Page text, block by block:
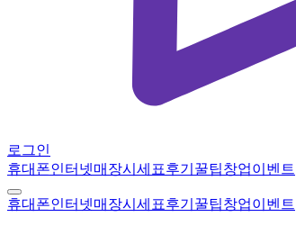
로그인
휴대폰인터넷매장시세표후기 꿀팁창업이벤트
휴대폰인터넷매장시세표후기 꿀팁창업이벤트